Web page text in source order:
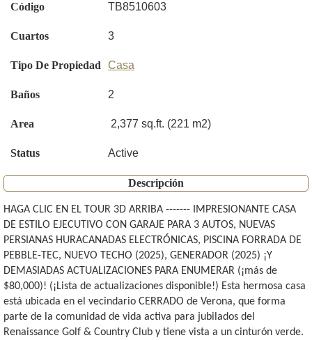
Código TB8510603
Cuartos 3
Tipo De Propiedad Casa
Baños 2
Area 2,377 sq.ft. (221 m2)
Status Active
Descripción
HAGA CLIC EN EL TOUR 3D ARRIBA ------- IMPRESIONANTE CASA
DE ESTILO EJECUTIVO CON GARAJE PARA 3 AUTOS, NUEVAS
PERSIANAS HURACANADAS ELECTRÓNICAS, PISCINA FORRADA DE
PEBBLE-TEC, NUEVO TECHO (2025), GENERADOR (2025) ¡Y
DEMASIADAS ACTUALIZACIONES PARA ENUMERAR (¡más de
$80,000)! (¡Lista de actualizaciones disponible!) Esta hermosa casa
está ubicada en el vecindario CERRADO de Verona, que forma
parte de la comunidad de vida activa para jubilados del
Renaissance Golf & Country Club y tiene vista a un cinturón verde.